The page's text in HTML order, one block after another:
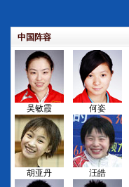
中国阵容
吴敏霞 何姿
胡亚丹 汪皓